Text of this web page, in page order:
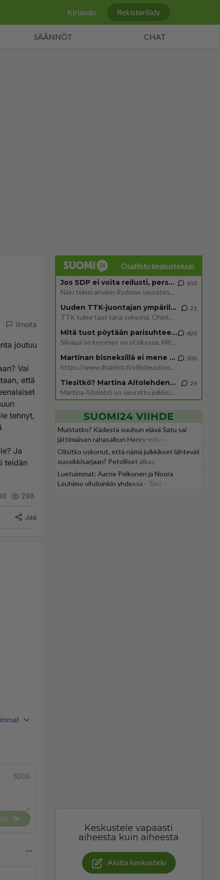
Kirjaudu Rekisteröidy
SÄÄNNÖT CHAT
Ilmoita
joutuu
Vai
että
tehnyt,
Ja
teidän
298
Jaa
5000
Osallistu keskusteluun
Jos SDP ei voita reilusti, persut kumoavat demokratian Suomesta
Näin tekisi ainakin Rydman seuratessaan idolinsa Trumpin mallia https://www.is.fi/politiikka/art-2000012187244.html
410
Uuden TTK-juontajan ympärillä epätietoisuus sakenee - Nyt MTV hämmentää soppaa
TTK tulee taas tänä syksynä. Ohjelman uudet tähtioppilaat julkistetaan torstaina 6. elokuuta klo 14 alkavassa lehdistö
21
Mitä tuot pöytään parisuhteessa?
Siinäpä se kysymys on otsikossa. Mitäpä siis tuot/toisit pöytään parisuhteessa? Oletko mies vai nainen? Koetko sen mitä
420
Martinan bisneksillä ei mene hyvin
https://www.iltalehti.fi/viihdeuutiset/a/c46da6ab-340f-4790-aaa7-0865eed2336 Yrityksen konkurssihakemus on tullut kärä
300
Tiesitkö? Martina Aitolehden isäpuoli on tämä suosittu laulaja
Martina Aitolehti on seurattu julkisuuden henkilö. Lähipiiriin mahtuu muitakin tunnettuja henkilöitä. Tiesitkö, että Ma
29
SUOMI24 VIIHDE
Muistatko? Kädestä suuhun elävä Satu sai
jättimäisen rahasalkun Henry-miljonääriltä
Olisitko uskonut, että nämä julkkikset lähtevät
suosikkisarjaan? Petolliset alkaa
jättiyllätyksellä
Luetuimmat: Aarne Pelkonen ja Noora
Louhimo vihdoinkin yhdessä - Tätä moni jo
Keskustele vapaasti
aiheesta kuin aiheesta
Aloita keskustelu